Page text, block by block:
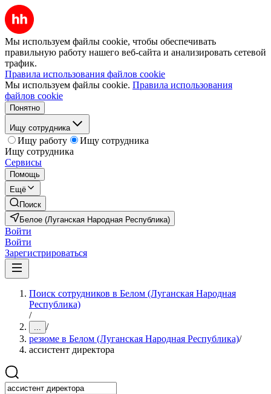
Мы используем файлы cookie, чтобы обеспечивать
правильную работу нашего веб-сайта и анализировать сетевой
трафик.
Правила использования файлов cookie
Мы используем файлы cookie. Правила использования
файлов cookie
Понятно
Ищу сотрудника
Ищу работу
Ищу сотрудника
Ищу сотрудника
Сервисы
Помощь
Ещё
Поиск
Белое (Луганская Народная Республика)
Войти
Войти
Зарегистрироваться
Поиск сотрудников в Белом (Луганская Народная
Республика)
/
... /
резюме в Белом (Луганская Народная Республика)/
ассистент директора